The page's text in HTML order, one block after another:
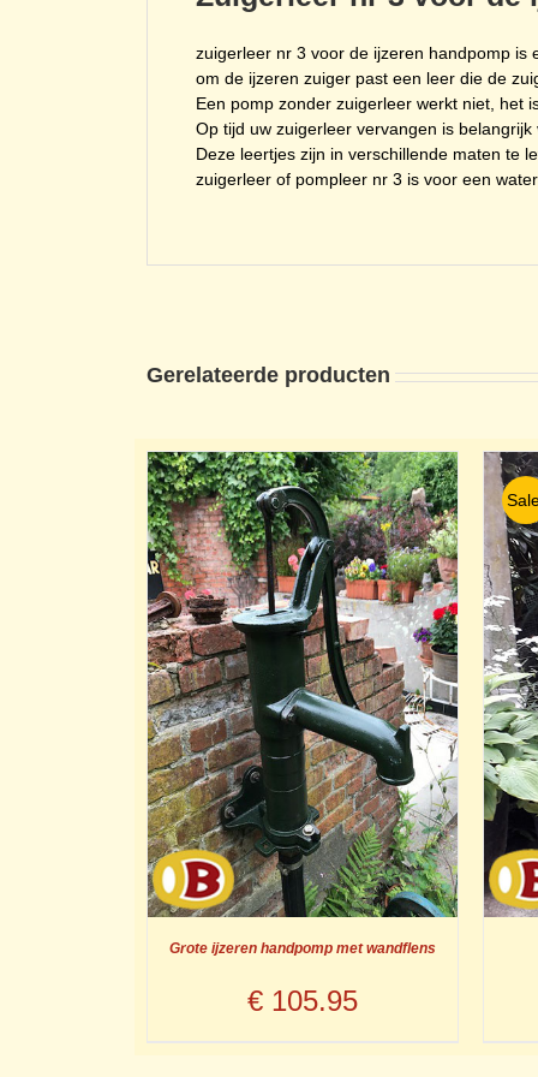
zuigerleer nr 3 voor de ijzeren handpomp is
om de ijzeren zuiger past een leer die de
Een pomp zonder zuigerleer werkt niet, het
Op tijd uw zuigerleer vervangen is
Deze leertjes zijn in verschillende maten te
zuigerleer of pompleer nr 3 is voor een
Gerelateerde producten
Grote ijzeren handpomp met wandflens
€ 105.95